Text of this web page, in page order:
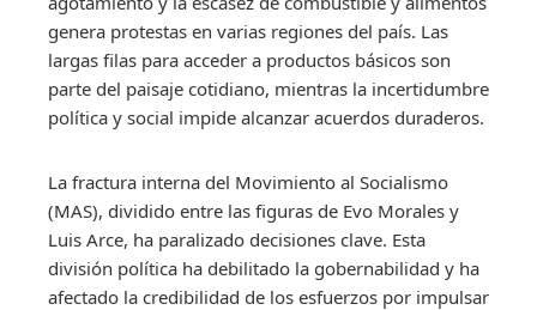
genera protestas en varias regiones del país. Las
largas filas para acceder a productos básicos son
parte del paisaje cotidiano, mientras la incertidumbre
política y social impide alcanzar acuerdos duraderos.
La fractura interna del Movimiento al Socialismo
(MAS), dividido entre las figuras de Evo Morales y
Luis Arce, ha paralizado decisiones clave. Esta
división política ha debilitado la gobernabilidad y ha
afectado la credibilidad de los esfuerzos por impulsar